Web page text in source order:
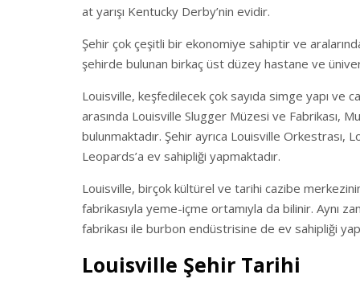
at yarışı Kentucky Derby’nin evidir.
Şehir çok çeşitli bir ekonomiye sahiptir ve
şehirde bulunan birkaç üst düzey hastane ve
Louisville, keşfedilecek çok sayıda simge yapı
arasında Louisville Slugger Müzesi ve Fabrikası,
bulunmaktadır. Şehir ayrıca Louisville Orkestrası,
Leopards’a ev sahipliği yapmaktadır.
Louisville, birçok kültürel ve tarihi cazibe
fabrikasıyla yeme-içme ortamıyla da bilinir. Aynı
fabrikası ile burbon endüstrisine de ev sahipliği
Louisville Şehir Tarihi